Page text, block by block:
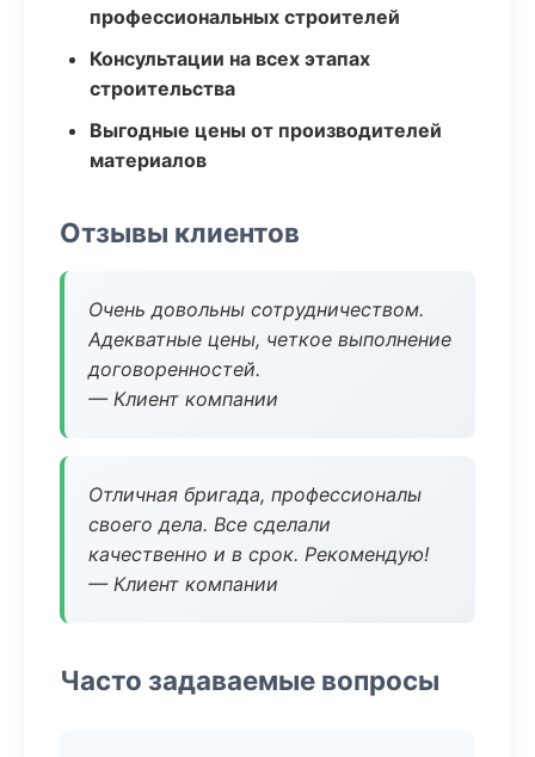
профессиональных строителей
Консультации на всех этапах
строительства
Выгодные цены от производителей
материалов
Отзывы клиентов
Очень довольны сотрудничеством.
Адекватные цены, четкое выполнение
договоренностей.
— Клиент компании
Отличная бригада, профессионалы
своего дела. Все сделали
качественно и в срок. Рекомендую!
— Клиент компании
Часто задаваемые вопросы